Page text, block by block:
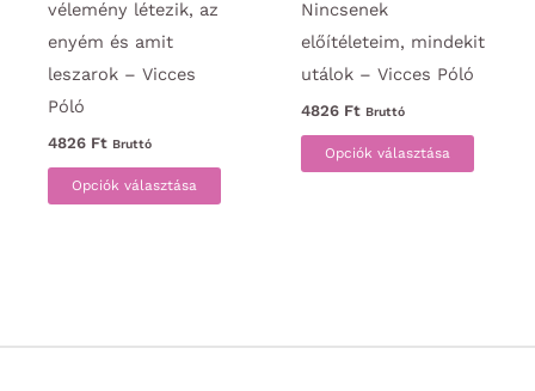
vélemény létezik, az
enyém és amit
leszarok – Vicces
Póló
4826 Ft Bruttó
Opciók választása
Ennek
a
Nincsenek
előítéleteim, mindekit
utálok – Vicces Póló
4826 Ft Bruttó
Opciók választása
Ennek
a